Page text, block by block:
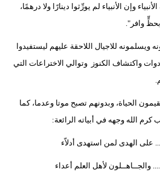
وإن الأنبياء لم يورِّثوا دينارًا ولا درهمًا،
وافر".
ويسلمونه للاجيال اللاحقة عليهم ليستفيدوا
واكتشاف الكنوز وتوالي الاختراعات التي
الحياة، وبدونهم تصبح موتا وعدما، كما
الله وجهه في أبياته الرائعة:
على الهدى لمن استهدى أدلاّء
لأهل العلم أعداء